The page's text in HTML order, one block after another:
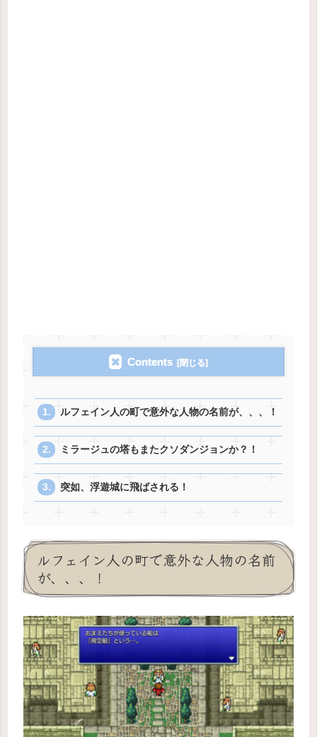
Contents
ルフェイン人の町で意外な人物の名前が、、、！
ミラージュの塔もまたクソダンジョンか？！
突如、浮遊城に飛ばされる！
ルフェイン人の町で意外な人物の名前
が、、、！